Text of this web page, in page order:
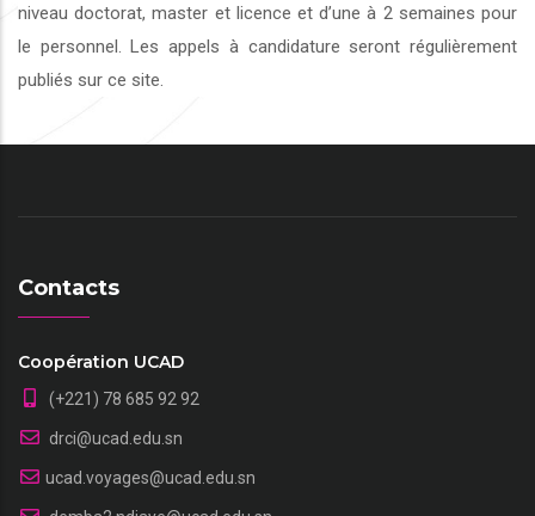
niveau doctorat, master et licence et d’une à 2 semaines pour
le personnel. Les appels à candidature seront régulièrement
publiés sur ce site.
Contacts
Coopération UCAD
(+221) 78 685 92 92
drci@ucad.edu.sn
ucad.voyages@ucad.edu.sn